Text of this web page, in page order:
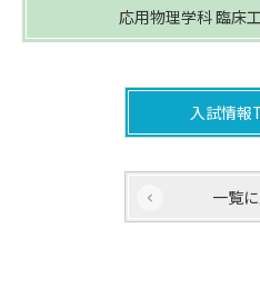
応用物理学科 臨床
入試情報
一覧